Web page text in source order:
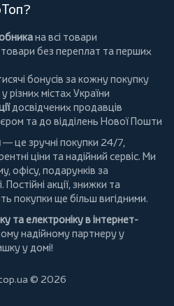
на всі товари
товари без переплат та перших
бонусів за кожну покупку
у різних містах України
досвідчених продавців
та до відділень Нової Пошти
— це зручні покупки 24/7,
ціни та надійний сервіс. Ми
, офісу, подарунків за
Постійні акції, знижки та
покупки ще більш вигідними.
та електроніку в інтернет-
надійному партнеру у
у домі!
© 2026